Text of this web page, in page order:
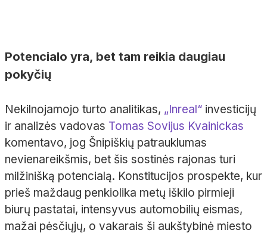
Potencialo yra, bet tam reikia daugiau
pokyčių
Nekilnojamojo turto analitikas, „Inreal“ investicijų
ir analizės vadovas Tomas Sovijus Kvainickas
komentavo, jog Šnipiškių patrauklumas
nevienareikšmis, bet šis sostinės rajonas turi
milžinišką potencialą. Konstitucijos prospekte, kur
prieš maždaug penkiolika metų iškilo pirmieji
biurų pastatai, intensyvus automobilių eismas,
mažai pėsčiųjų, o vakarais ši aukštybinė miesto